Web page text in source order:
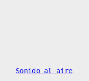
Sonido al aire